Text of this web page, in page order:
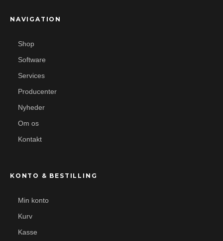
NAVIGATION
Shop
Software
Services
Producenter
Nyheder
Om os
Kontakt
KONTO & BESTILLING
Min konto
Kurv
Kasse